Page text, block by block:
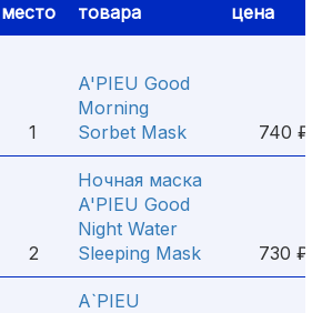
место
товара
цена
1
A'PIEU Good
Morning
Sorbet Mask
740 ₽
2
Ночная маска
A'PIEU Good
Night Water
Sleeping Mask
730 ₽
A`PIEU